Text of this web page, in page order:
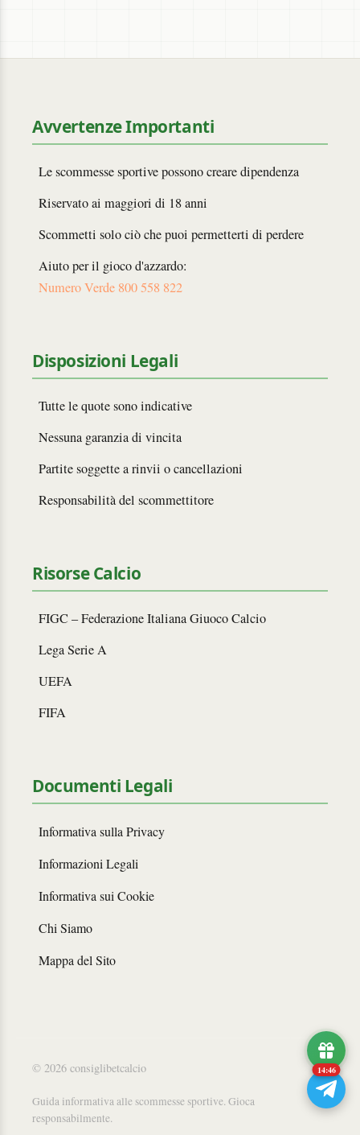
Avvertenze Importanti
Le scommesse sportive possono creare dipendenza
Riservato ai maggiori di 18 anni
Scommetti solo ciò che puoi permetterti di perdere
Aiuto per il gioco d'azzardo:
Numero Verde 800 558 822
Disposizioni Legali
Tutte le quote sono indicative
Nessuna garanzia di vincita
Partite soggette a rinvii o cancellazioni
Responsabilità del scommettitore
Risorse Calcio
FIGC – Federazione Italiana Giuoco Calcio
Lega Serie A
UEFA
FIFA
Documenti Legali
Informativa sulla Privacy
Informazioni Legali
Informativa sui Cookie
Chi Siamo
Mappa del Sito
© 2026 consiglibetcalcio
Guida informativa alle scommesse sportive. Gioca
responsabilmente.
14:45